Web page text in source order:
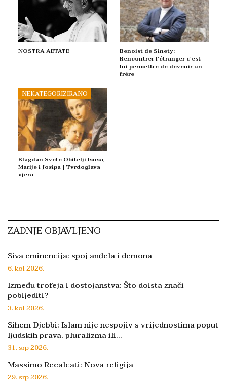
NOSTRA AETATE Benoist de Sinety:
Rencontrer l’étranger c’est
lui permettre de devenir un
frère
NEKATEGORIZIRANO
Blagdan Svete Obitelji Isusa,
Marije i Josipa | Tvrdoglava
vjera
ZADNJE OBJAVLJENO
Siva eminencija: spoj anđela i demona
6. kol 2026.
Između trofeja i dostojanstva: Što doista znači
pobijediti?
3. kol 2026.
Sihem Djebbi: Islam nije nespojiv s vrijednostima poput
ljudskih prava, pluralizma ili…
31. srp 2026.
Massimo Recalcati: Nova religija
29. srp 2026.